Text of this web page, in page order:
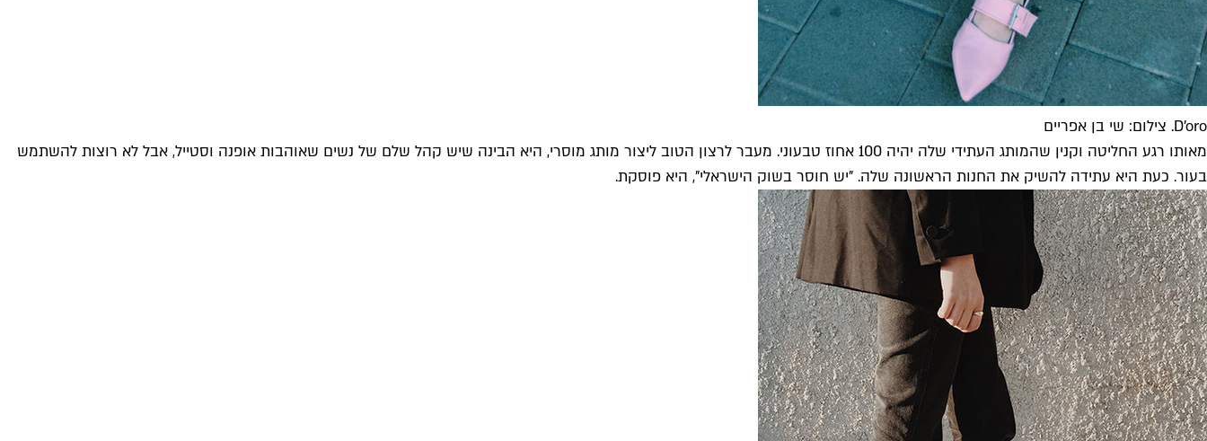
D'oro. צילום: שי בן אפריים
מאותו רגע החליטה וקנין שהמותג העתידי שלה יהיה 100 אחוז טבעוני. מעבר לרצון הטוב ליצור מותג מוסרי, היא הבינה שיש קהל שלם של נשים שאוהבות אופנה וסטייל, אבל לא רוצות להשתמש
בעור. כעת היא עתידה להשיק את החנות הראשונה שלה. "יש חוסר בשוק הישראלי", היא פוסקת.